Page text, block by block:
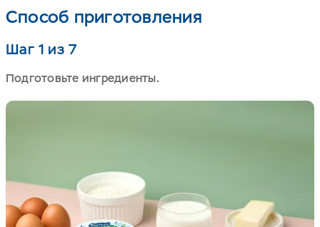
Способ приготовления
Шаг 1 из 7
Подготовьте ингредиенты.